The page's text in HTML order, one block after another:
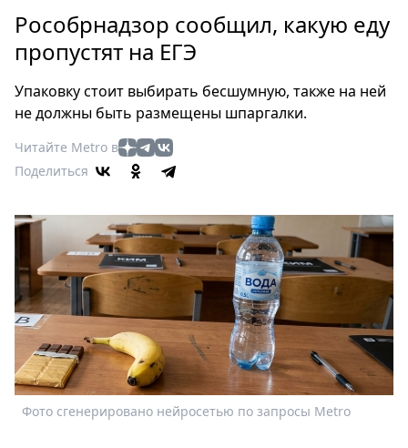
Россия
Мир
Еда
Туризм
Мода
Театр
Афиша
Книги
Выставки
релизы
О
Metro
Стримы
Рособрнадзор сообщил, какую еду
пропустят на ЕГЭ
Упаковку стоит выбирать бесшумную, также на ней
не должны быть размещены шпаргалки.
Читайте Metro в
Поделиться
Фото сгенерировано нейросетью по запросы Metro